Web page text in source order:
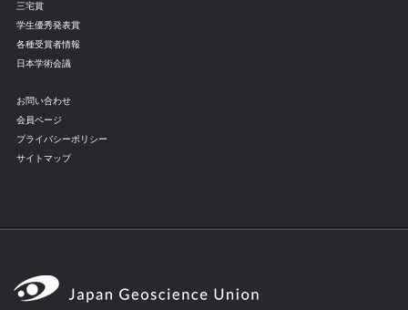
三宅賞
学生優秀発表賞
各種受賞者情報
日本学術会議
お問い合わせ
会員ページ
プライバシーポリシー
サイトマップ